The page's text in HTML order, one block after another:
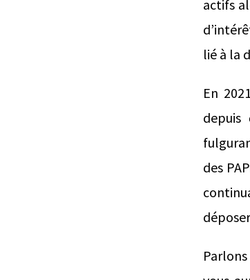
actifs
lié à la
En
des